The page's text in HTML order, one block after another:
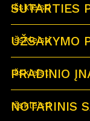
Išskleisti
SUTARTIES
Išskleisti
UŽSAKYMO
Išskleisti
PRADINIO
Išskleisti
NOTARINIS